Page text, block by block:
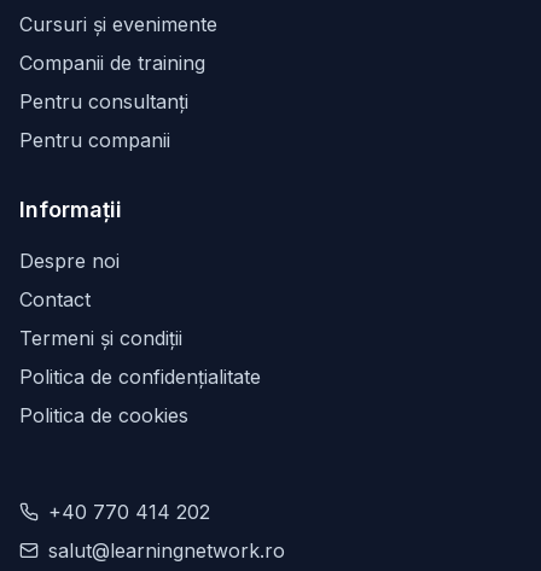
Cursuri și evenimente
Companii de training
Pentru consultanți
Pentru companii
Informații
Despre noi
Contact
Termeni și condiții
Politica de confidențialitate
Politica de cookies
+40 770 414 202
salut@learningnetwork.ro